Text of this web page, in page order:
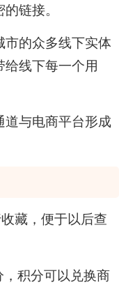
链接。
市的众多线下实体
给线下每一个用
道与电商平台形成
藏，便于以后查
积分可以兑换商